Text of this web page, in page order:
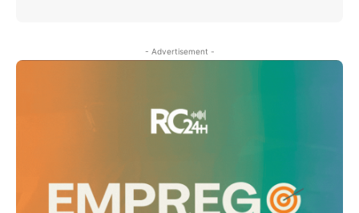
- Advertisement -